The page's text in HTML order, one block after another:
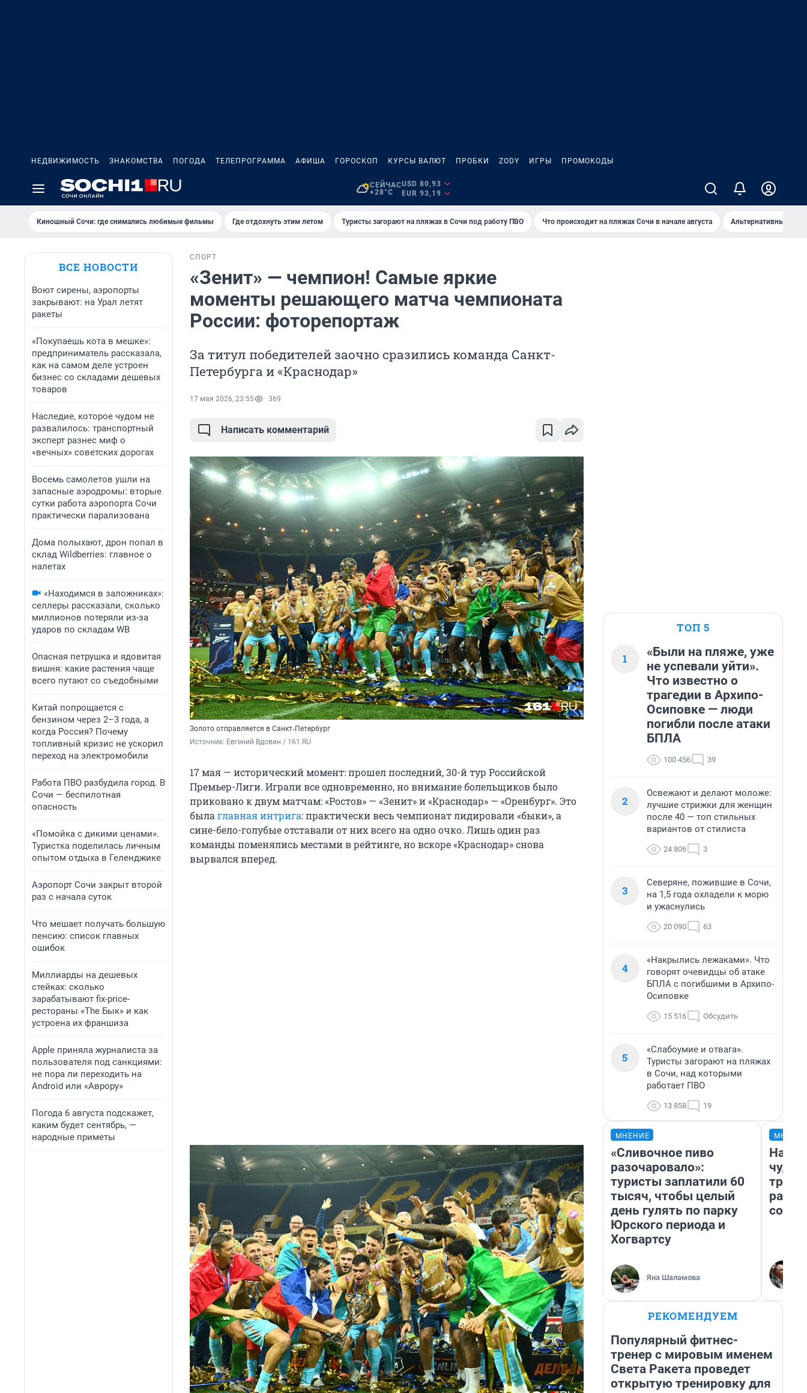
НЕДВИЖИМОСТЬ ЗНАКОМСТВА ПОГОДА ТЕЛЕПРОГРАММА АФИША ГОРОСКОП КУРСЫ ВАЛЮТ ПРОБКИ ZODY ИГРЫ ПРОМОКОДЫ
СЕЙЧАС
+28°C
USD 80,93
EUR 93,19
Киношный Сочи: где снимались любимые фильмы Где отдохнуть этим летом Туристы загорают на пляжах в Сочи под работу ПВО Что происходит на пляжах Сочи в начале августа Альтернативный
ВСЕ НОВОСТИ
Воют сирены, аэропорты
закрывают: на Урал летят
ракеты
«Покупаешь кота в мешке»:
предприниматель рассказала,
как на самом деле устроен
бизнес со складами дешевых
товаров
Наследие, которое чудом не
развалилось: транспортный
эксперт разнес миф о
«вечных» советских дорогах
Восемь самолетов ушли на
запасные аэродромы: вторые
сутки работа аэропорта Сочи
практически парализована
Дома полыхают, дрон попал в
склад Wildberries: главное о
налетах
«Находимся в заложниках»:
селлеры рассказали, сколько
миллионов потеряли из-за
ударов по складам WB
Опасная петрушка и ядовитая
вишня: какие растения чаще
всего путают со съедобными
Китай попрощается с
бензином через 2–3 года, а
когда Россия? Почему
топливный кризис не ускорил
переход на электромобили
Работа ПВО разбудила город. В
Сочи — беспилотная
опасность
«Помойка с дикими ценами».
Туристка поделилась личным
опытом отдыха в Геленджике
Аэропорт Сочи закрыт второй
раз с начала суток
Что мешает получать большую
пенсию: список главных
ошибок
Миллиарды на дешевых
стейках: сколько
зарабатывают fix-price-
рестораны «The Бык» и как
устроена их франшиза
Apple приняла журналиста за
пользователя под санкциями:
не пора ли переходить на
Android или «Аврору»
Погода 6 августа подскажет,
каким будет сентябрь, —
народные приметы
СПОРТ
«Зенит» — чемпион! Самые яркие
моменты решающего матча чемпионата
России: фоторепортаж
За титул победителей заочно сразились команда Санкт-
Петербурга и «Краснодар»
17 мая 2026, 23:55 369
Написать комментарий
Золото отправляется в Санкт‑Петербург
Источник: Евгений Вдовин / 161.RU
17 мая — исторический момент: прошел последний, 30-й тур Российской
Премьер-Лиги. Играли все одновременно, но внимание болельщиков было
приковано к двум матчам: «Ростов» — «Зенит» и «Краснодар» — «Оренбург». Это
была главная интрига: практически весь чемпионат лидировали «быки», а
сине-бело-голубые отставали от них всего на одно очко. Лишь один раз
команды поменялись местами в рейтинге, но вскоре «Краснодар» снова
вырвался вперед.
ТОП 5
1
«Были на пляже, уже
не успевали уйти».
Что известно о
трагедии в Архипо-
Осиповке — люди
погибли после атаки
БПЛА
100 456 39
2
Освежают и делают моложе:
лучшие стрижки для женщин
после 40 — топ стильных
вариантов от стилиста
24 806 3
3
Северяне, пожившие в Сочи,
на 1,5 года охладели к морю
и ужаснулись
20 090 63
4
«Накрылись лежаками». Что
говорят очевидцы об атаке
БПЛА с погибшими в Архипо-
Осиповке
15 516 Обсудить
5
«Слабоумие и отвага».
Туристы загорают на пляжах
в Сочи, над которыми
работает ПВО
13 858 19
МНЕНИЕ
«Сливочное пиво
разочаровало»:
туристы заплатили 60
тысяч, чтобы целый
день гулять по парку
Юрского периода и
Хогвартсу
Яна Шаламова
РЕКОМЕНДУЕМ
Популярный фитнес-
тренер с мировым именем
Света Ракета проведет
открытую тренировку для